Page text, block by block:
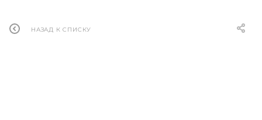
НАЗАД К СПИСКУ